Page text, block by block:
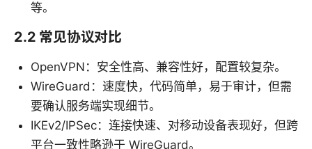
等。
2.2 常见协议对比
OpenVPN：安全性高、兼容性好，配置较复杂。
WireGuard：速度快，代码简单，易于审计，但需
要确认服务端实现细节。
IKEv2/IPSec：连接快速、对移动设备表现好，但跨
平台一致性略逊于 WireGuard。